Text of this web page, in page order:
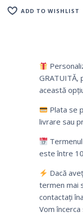
ADD TO WISHLIST
GRATUITĂ,
această
Plata se
livrare sau
este între
Dacă
termen mai
contactați
Vom încerca